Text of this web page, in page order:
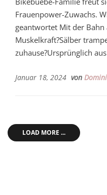
Frauenpower-Zuwachs.
geantwortet Mit der
Muskelkraft?Sälber
zuhause?Ursprünglich
Januar 18, 2024 von
LOAD MORE ...